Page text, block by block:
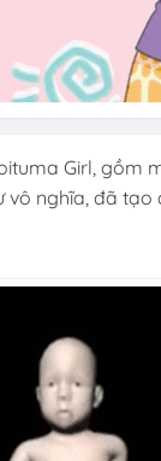
Girl, gồm
vô nghĩa, đã